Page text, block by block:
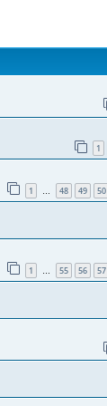
1
1 … 48 49 50
1 … 55 56 57